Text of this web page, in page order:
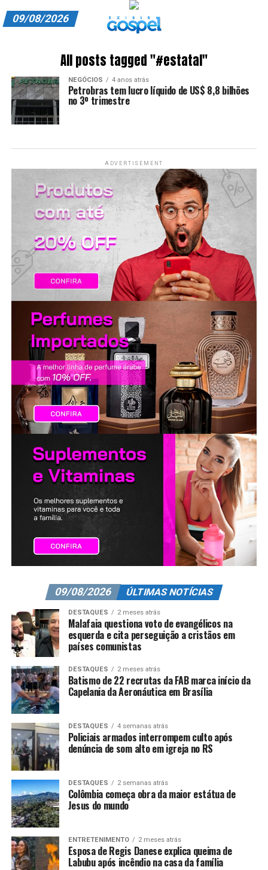
ASSINE
CARRINHO
EDITORIAL
EXPEDIENTE
FINALIZAR COMPRA
HOME
LANÇAMENTOS
09/08/2026
All posts tagged "#estatal"
NEGÓCIOS 4 anos atrás
Petrobras tem lucro líquido de US$ 8,8 bilhões
no 3º trimestre
ADVERTISEMENT
09/08/2026 ÚLTIMAS NOTÍCIAS
DESTAQUES 2 meses atrás
Malafaia questiona voto de evangélicos na
esquerda e cita perseguição a cristãos em
países comunistas
DESTAQUES 2 meses atrás
Batismo de 22 recrutas da FAB marca início da
Capelania da Aeronáutica em Brasília
DESTAQUES 4 semanas atrás
Policiais armados interrompem culto após
denúncia de som alto em igreja no RS
DESTAQUES 2 semanas atrás
Colômbia começa obra da maior estátua de
Jesus do mundo
ENTRETENIMENTO 2 meses atrás
Esposa de Regis Danese explica queima de
Labubu após incêndio na casa da família